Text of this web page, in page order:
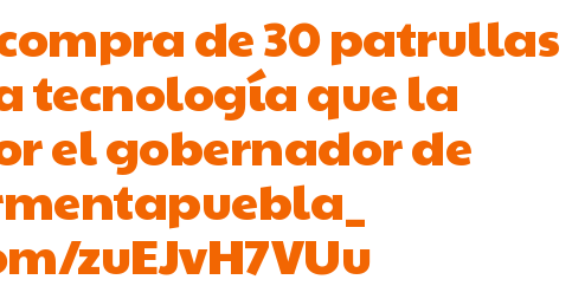
de 30 patrullas
tecnología que la
el gobernador de
zuEJvH7VUu